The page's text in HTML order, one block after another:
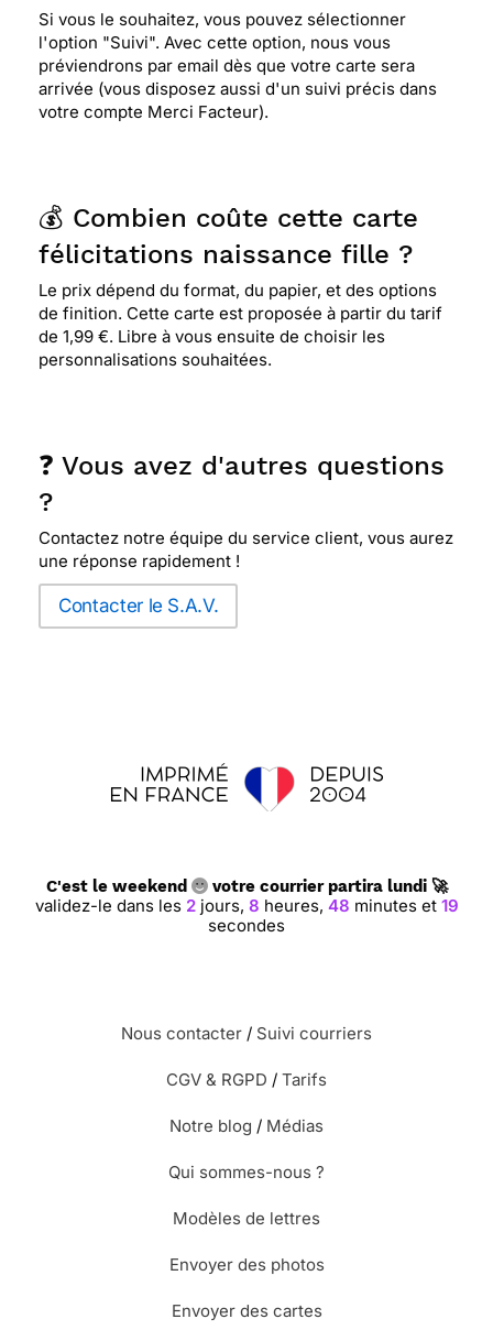
Si vous le souhaitez, vous pouvez sélectionner
l'option "Suivi". Avec cette option, nous vous
préviendrons par email dès que votre carte sera
arrivée (vous disposez aussi d'un suivi précis dans
votre compte Merci Facteur).
💰 Combien coûte cette carte
félicitations naissance fille ?
Le prix dépend du format, du papier, et des options
de finition. Cette carte est proposée à partir du tarif
de 1,99 €. Libre à vous ensuite de choisir les
personnalisations souhaitées.
❓ Vous avez d'autres questions
?
Contactez notre équipe du service client, vous aurez
une réponse rapidement !
Contacter le S.A.V.
C'est le weekend votre courrier partira lundi 🚀
validez-le dans les 2jours, 8 heures, 48 minutes et 19
secondes
Nous contacter / Suivi courriers
CGV & RGPD / Tarifs
Notre blog / Médias
Qui sommes-nous ?
Modèles de lettres
Envoyer des photos
Envoyer des cartes